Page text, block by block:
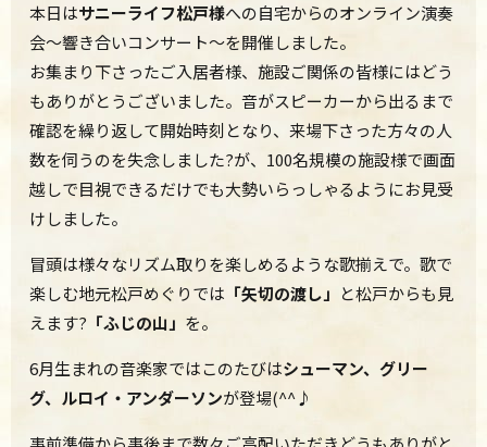
本日はサニーライフ松戸様への自宅からのオンライン演奏
会～響き合いコンサート～を開催しました。
お集まり下さったご入居者様、施設ご関係の皆様にはどう
もありがとうございました。音がスピーカーから出るまで
確認を繰り返して開始時刻となり、来場下さった方々の人
数を伺うのを失念しました?が、100名規模の施設様で画面
越しで目視できるだけでも大勢いらっしゃるようにお見受
けしました。
冒頭は様々なリズム取りを楽しめるような歌揃えで。歌で
楽しむ地元松戸めぐりでは 「矢切の渡し」 と松戸からも見
えます? 「ふじの山」 を。
6月生まれの音楽家ではこのたびはシューマン、グリー
グ、ルロイ・アンダーソンが登場(^^♪